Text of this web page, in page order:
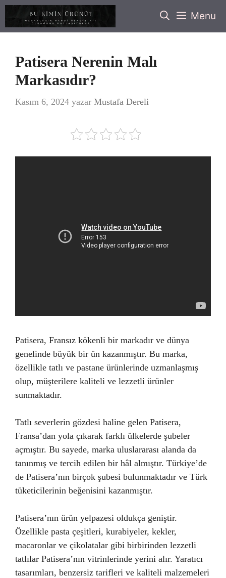
İçeriğe
Menu
Patisera Nerenin Malı
Markasıdır?
Kasım 6, 2024 yazar Mustafa Dereli
Patisera, Fransız kökenli bir markadır ve dünya
genelinde büyük bir ün kazanmıştır. Bu marka,
özellikle tatlı ve pastane ürünlerinde uzmanlaşmış
olup, müşterilere kaliteli ve lezzetli ürünler
sunmaktadır.
Tatlı severlerin gözdesi haline gelen Patisera,
Fransa’dan yola çıkarak farklı ülkelerde şubeler
açmıştır. Bu sayede, marka uluslararası alanda da
tanınmış ve tercih edilen bir hâl almıştır. Türkiye’de
de Patisera’nın birçok şubesi bulunmaktadır ve Türk
tüketicilerinin beğenisini kazanmıştır.
Patisera’nın ürün yelpazesi oldukça geniştir.
Özellikle pasta çeşitleri, kurabiyeler, kekler,
macaronlar ve çikolatalar gibi birbirinden lezzetli
tatlılar Patisera’nın vitrinlerinde yerini alır. Yaratıcı
tasarımları, benzersiz tarifleri ve kaliteli malzemeleri